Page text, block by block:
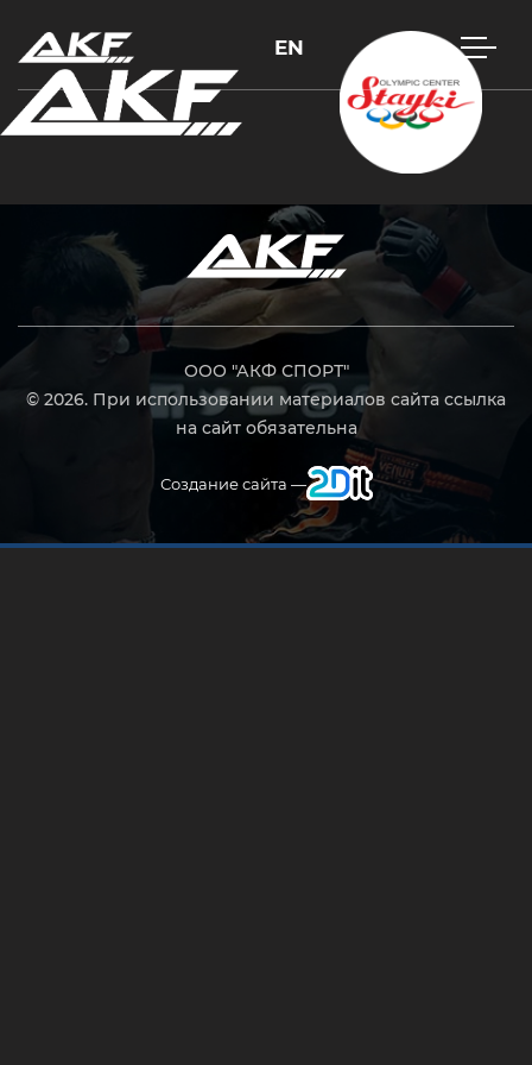
EN
ООО "АКФ СПОРТ"
© 2026. При использовании материалов сайта ссылка
на сайт обязательна
Создание сайта —
Нажмите Enter для поиска или Esc, чтобы закрыть